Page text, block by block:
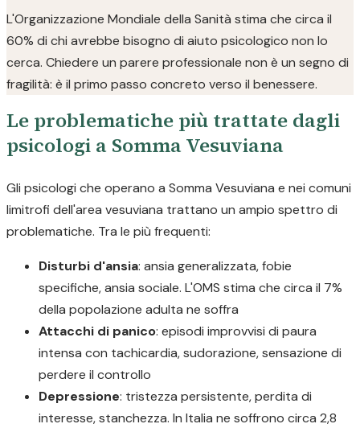
L'Organizzazione Mondiale della Sanità stima che circa il
60% di chi avrebbe bisogno di aiuto psicologico non lo
cerca. Chiedere un parere professionale non è un segno di
fragilità: è il primo passo concreto verso il benessere.
Le problematiche più trattate dagli
psicologi a Somma Vesuviana
Gli psicologi che operano a Somma Vesuviana e nei comuni
limitrofi dell'area vesuviana trattano un ampio spettro di
problematiche. Tra le più frequenti:
Disturbi d'ansia: ansia generalizzata, fobie
specifiche, ansia sociale. L'OMS stima che circa il 7%
della popolazione adulta ne soffra
Attacchi di panico: episodi improvvisi di paura
intensa con tachicardia, sudorazione, sensazione di
perdere il controllo
Depressione: tristezza persistente, perdita di
interesse, stanchezza. In Italia ne soffrono circa 2,8